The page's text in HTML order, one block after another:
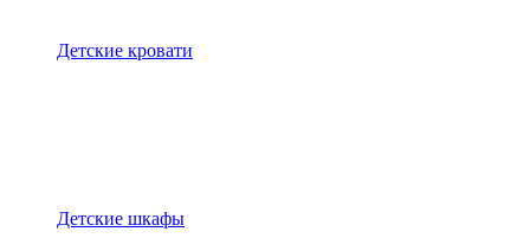
Детские кровати
Детские шкафы